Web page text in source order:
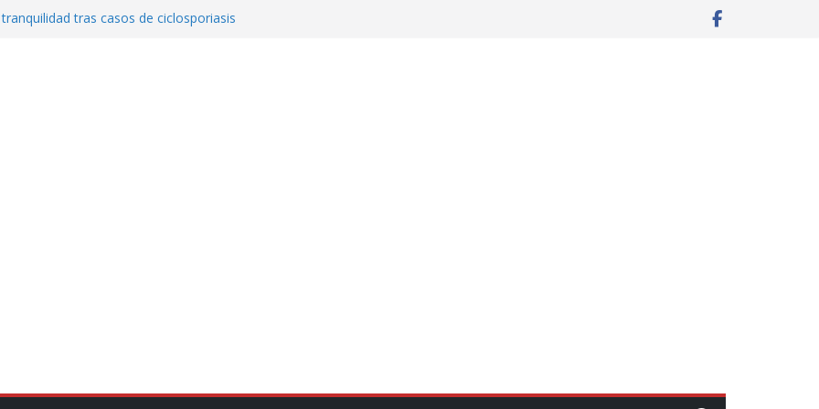
tras casos de ciclosporiasis
de vínculos con México: